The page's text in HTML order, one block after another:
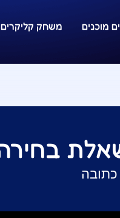
מוכנים משחק קליקרים